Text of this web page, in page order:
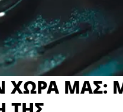
ΧΩΡΑ ΜΑΣ: